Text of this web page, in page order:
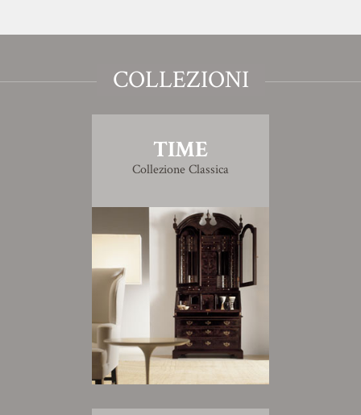
COLLEZIONI
TIME
Collezione Classica